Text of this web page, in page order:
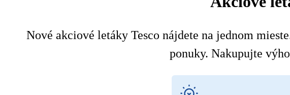
Nové akciové letáky Tesco nájdete na jednom
ponuky. Nakupujte